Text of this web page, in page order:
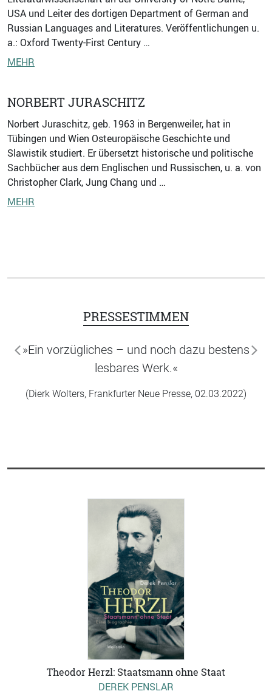
USA und Leiter des dortigen Department of German and
Russian Languages and Literatures. Veröffentlichungen u.
a.: Oxford Twenty-First Century …
MEHR
NORBERT JURASCHITZ
Norbert Juraschitz, geb. 1963 in Bergenweiler, hat in
Tübingen und Wien Osteuropäische Geschichte und
Slawistik studiert. Er übersetzt historische und politische
Sachbücher aus dem Englischen und Russischen, u. a. von
Christopher Clark, Jung Chang und …
MEHR
PRESSESTIMMEN
»Ein vorzügliches – und noch dazu bestens
lesbares Werk.«
(Dierk Wolters, Frankfurter Neue Presse, 02.03.2022)
zurück
Theodor Herzl: Staatsmann ohne Staat
DEREK PENSLAR